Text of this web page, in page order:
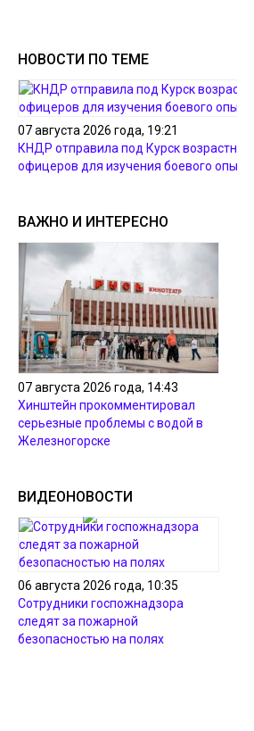
НОВОСТИ ПО ТЕМЕ
07 августа 2026 года, 19:21
КНДР отправила под Курск возрастных
офицеров для изучения боевого опыта
ВАЖНО И ИНТЕРЕСНО
07 августа 2026 года, 14:43
Хинштейн прокомментировал
серьезные проблемы с водой в
Железногорске
ВИДЕОНОВОСТИ
06 августа 2026 года, 10:35
Сотрудники госпожнадзора
следят за пожарной
безопасностью на полях